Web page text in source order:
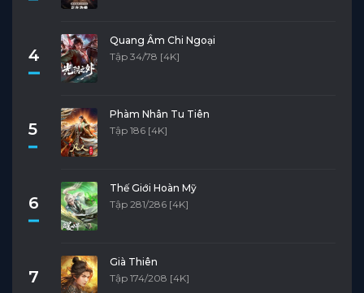
4
Quang Âm Chi Ngoại
Tập 34/78 [4K]
5
Phàm Nhân Tu Tiên
Tập 186 [4K]
6
Thế Giới Hoàn Mỹ
Tập 281/286 [4K]
7
Già Thiên
Tập 174/208 [4K]